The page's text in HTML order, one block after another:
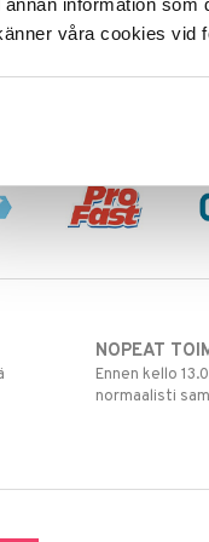
annan information som
våra cookies vid
NOPEAT
Ennen kello
normaalisti